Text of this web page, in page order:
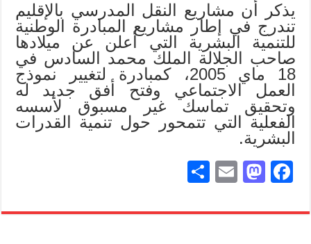
يذكر أن مشاريع النقل المدرسي بالإقليم
تندرج في إطار مشاريع المبادرة الوطنية
للتنمية البشرية التي أعلن عن ميلادها
صاحب الجلالة الملك محمد السادس في
18 ماي 2005، كمبادرة لتغيير نموذج
العمل الاجتماعي وفتح أفق جديد له
وتحقيق تماسك غير مسبوق لأسسه
الفعلية التي تتمحور حول تنمية القدرات
البشرية.
Fa
bo
M
to
E
ail
re